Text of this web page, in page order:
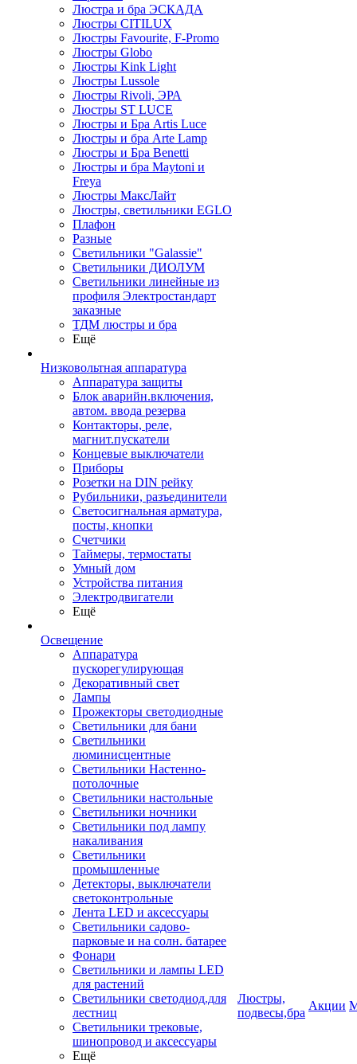
Люстра и бра ЭСКАДА
Люстры CITILUX
Люстры Favourite, F-Promo
Люстры Globo
Люстры Kink Light
Люстры Lussole
Люстры Rivoli, ЭРА
Люстры ST LUCE
Люстры и Бра Artis Luce
Люстры и бра Arte Lamp
Люстры и Бра Benetti
Люстры и бра Maytoni и
Freya
Люстры МаксЛайт
Люстры, светильники EGLO
Плафон
Разные
Светильники "Galassie"
Светильники ДИОЛУМ
Светильники линейные из
профиля Электростандарт
заказные
ТДМ люстры и бра
Ещё
Низковольтная аппаратура
Аппаратура защиты
Блок аварийн.включения,
автом. ввода резерва
Контакторы, реле,
магнит.пускатели
Концевые выключатели
Приборы
Розетки на DIN рейку
Рубильники, разъединители
Светосигнальная арматура,
посты, кнопки
Счетчики
Таймеры, термостаты
Умный дом
Устройства питания
Электродвигатели
Ещё
Освещение
Аппаратура
пускорегулирующая
Декоративный свет
Лампы
Прожекторы светодиодные
Светильники для бани
Светильники
люминисцентные
Светильники Настенно-
потолочные
Светильники настольные
Светильники ночники
Светильники под лампу
накаливания
Светильники
промышленные
Детекторы, выключатели
светоконтрольные
Лента LED и аксессуары
Светильники садово-
парковые и на солн. батарее
Фонари
Светильники и лампы LED
для растений
Светильники светодиод.для
лестниц
Светильники трековые,
шинопровод и аксессуары
Ещё
Люстры,
подвесы,бра
Акции